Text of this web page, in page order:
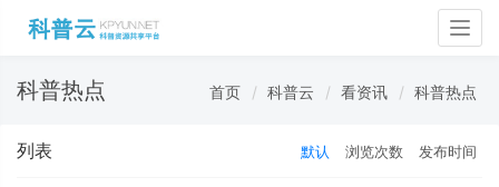
科普热点 首页 科普云 看资讯 科普热点
列表 默认 浏览次数 发布时间